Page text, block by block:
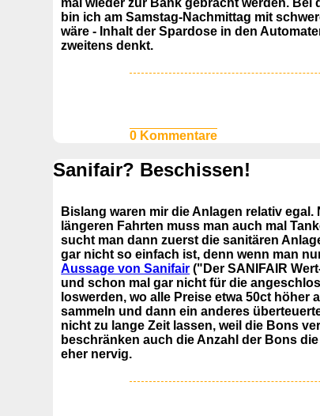
mal wieder zur Bank gebracht werden.
bin ich am Samstag-Nachmittag mit
wäre - Inhalt der Spardose in den
zweitens denkt.
0 Kommentare
Sanifair? Beschissen!
Bislang waren mir die Anlagen relativ
längeren Fahrten muss man auch mal
sucht man dann zuerst die sanitären
gar nicht so einfach ist, denn wenn man
Aussage von Sanifair ("Der SANIFAIR
und schon mal gar nicht für die
loswerden, wo alle Preise etwa 50ct
sammeln und dann ein anderes
nicht zu lange Zeit lassen, weil die Bons
beschränken auch die Anzahl der Bons
eher nervig.